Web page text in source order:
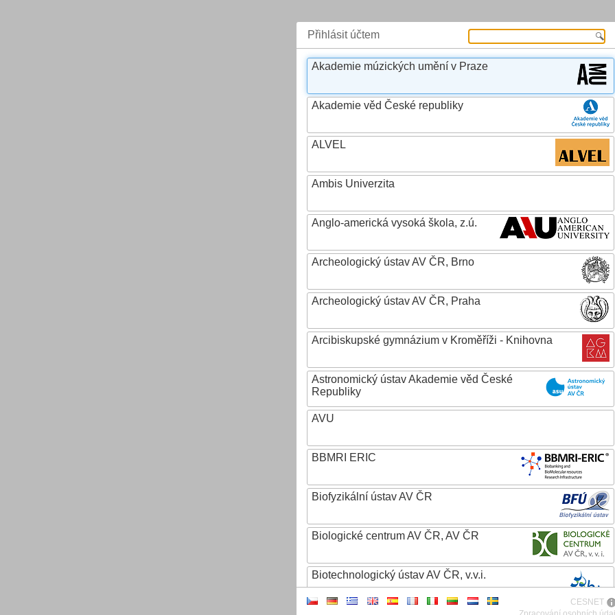
Přihlásit účtem
Akademie múzických umění v Praze
Akademie věd České republiky
ALVEL
Ambis Univerzita
Anglo-americká vysoká škola, z.ú.
Archeologický ústav AV ČR, Brno
Archeologický ústav AV ČR, Praha
Arcibiskupské gymnázium v Kroměříži - Knihovna
Astronomický ústav Akademie věd České
Republiky
AVU
BBMRI ERIC
Biofyzikální ústav AV ČR
Biologické centrum AV ČR, AV ČR
Biotechnologický ústav AV ČR, v.v.i.
CESNET